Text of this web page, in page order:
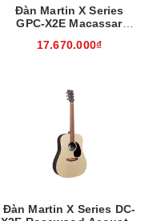
Đàn Martin X Series
GPC-X2E Macassar
17.670.000₫
Đàn Martin X Series DC-